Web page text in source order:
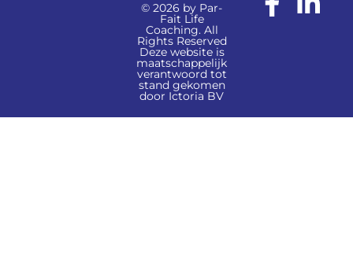
© 2026 by Par-
Fait Life
Coaching. All
Rights Reserved
Deze website is
maatschappelijk
verantwoord tot
stand gekomen
door Ictoria BV